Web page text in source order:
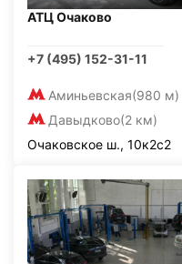
АТЦ Очаково
+7 (495) 152-31-11
Аминьевская(980 м)
Давыдково(2 км)
Очаковское ш., 10к2с2